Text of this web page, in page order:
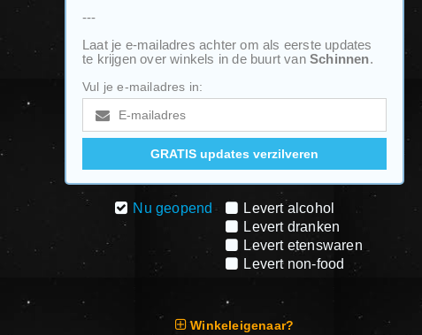
---
Laat je e-mailadres achter om als eerste updates
te krijgen over winkels in de buurt van Schinnen.
Vul je e-mailadres in:
Nu geopend
Levert alcohol
Levert dranken
Levert etenswaren
Levert non-food
Winkeleigenaar?